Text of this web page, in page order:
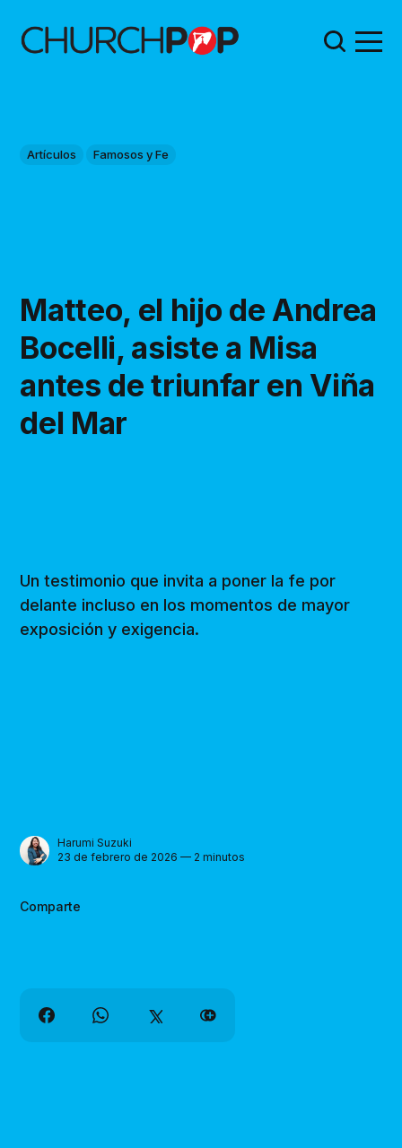
Artículos Famosos y Fe
Matteo, el hijo de Andrea
Bocelli, asiste a Misa
antes de triunfar en Viña
del Mar
Un testimonio que invita a poner la fe por
delante incluso en los momentos de mayor
exposición y exigencia.
Harumi Suzuki
23 de febrero de 2026 — 2 minutos
Comparte